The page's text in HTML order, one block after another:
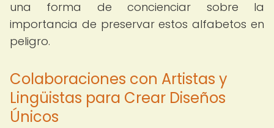
una forma de concienciar sobre la
importancia de preservar estos alfabetos en
peligro.
Colaboraciones con Artistas y
Lingüistas para Crear Diseños
Únicos